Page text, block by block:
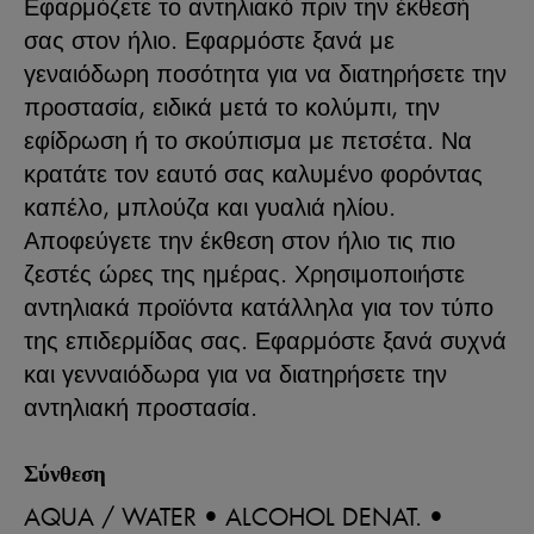
σας στον ήλιο. Εφαρμόστε ξανά με
γεναιόδωρη ποσότητα για να διατηρήσετε την
προστασία, ειδικά μετά το κολύμπι, την
εφίδρωση ή το σκούπισμα με πετσέτα. Να
κρατάτε τον εαυτό σας καλυμένο φορόντας
καπέλο, μπλούζα και γυαλιά ηλίου.
Αποφεύγετε την έκθεση στον ήλιο τις πιο
ζεστές ώρες της ημέρας. Χρησιμοποιήστε
αντηλιακά προϊόντα κατάλληλα για τον τύπο
της επιδερμίδας σας. Εφαρμόστε ξανά συχνά
και γενναιόδωρα για να διατηρήσετε την
αντηλιακή προστασία.
Σύνθεση
AQUA / WATER • ALCOHOL DENAT. •